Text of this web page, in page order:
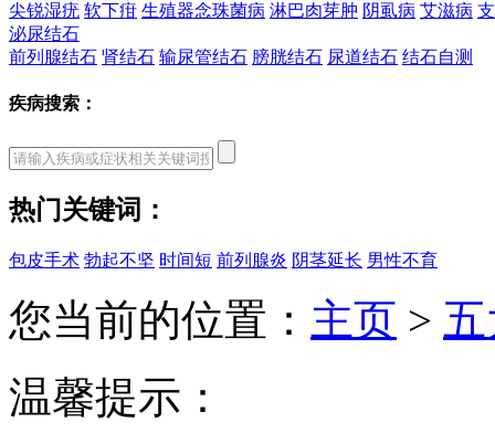
尖锐湿疣 软下疳 生殖器念珠菌病 淋巴肉芽肿 阴虱病 艾滋病
泌尿结石
前列腺结石 肾结石 输尿管结石 膀胱结石 尿道结石 结石自测
疾病搜索：
热门关键词：
包皮手术 勃起不坚 时间短 前列腺炎 阴茎延长 男性不育
您当前的位置： 主页 >
温馨提示：